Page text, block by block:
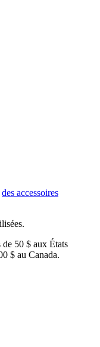
des accessoires
50 $ aux États
$ au Canada.